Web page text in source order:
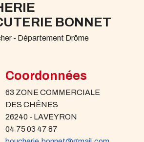
BONNET
- Département Drôme
Coordonnées
63 ZONE COMMERCIALE
DES CHÊNES
26240 - LAVEYRON
04 75 03 47 87